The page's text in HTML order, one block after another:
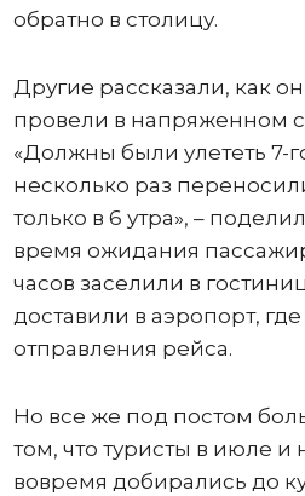
обратно в столицу.
Другие рассказали, как
провели в напряженном
«Должны были улететь 7-
несколько раз
только в 6 утра», –
время ожидания
часов заселили в
доставили в аэропорт,
отправления рейса.
Но все же под постом
том, что туристы в июле и
вовремя добирались до